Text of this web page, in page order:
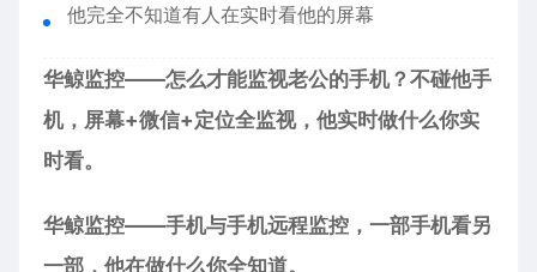
他完全不知道有人在实时看他的屏幕
华鲸监控——怎么才能监视老公的手机？不碰他手
机，屏幕+微信+定位全监视，他实时做什么你实
时看。
华鲸监控——手机与手机远程监控，一部手机看另
一部，他在做什么你全知道。